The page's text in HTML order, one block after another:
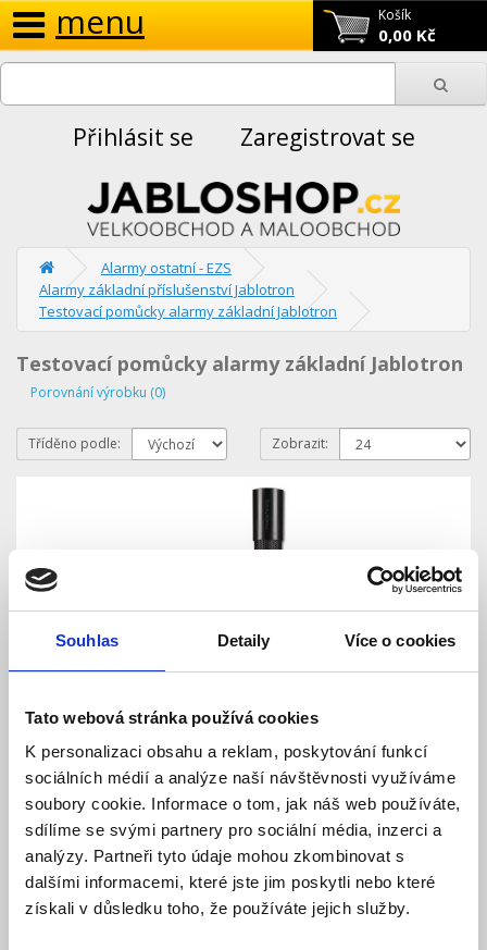
Souhlas Detaily Více o cookies
Tato webová stránka používá cookies
K personalizaci obsahu a reklam, poskytování funkcí
sociálních médií a analýze naší návštěvnosti využíváme
soubory cookie. Informace o tom, jak náš web používáte,
sdílíme se svými partnery pro sociální média, inzerci a
analýzy. Partneři tyto údaje mohou zkombinovat s
dalšími informacemi, které jste jim poskytli nebo které
získali v důsledku toho, že používáte jejich služby.
Košík
0,00 Kč
menu
Přihlásit se Zaregistrovat se
Alarmy ostatní - EZS
Alarmy základní příslušenství Jablotron
Testovací pomůcky alarmy základní Jablotron
Testovací pomůcky alarmy základní Jablotron
Porovnání výrobku (0)
Tříděno podle: Zobrazit:
SD-TESTER Testovací sprej Smoke Sabre
Dostupnost:Skladem
854 Kč
909 Kč
Detail Do košíku